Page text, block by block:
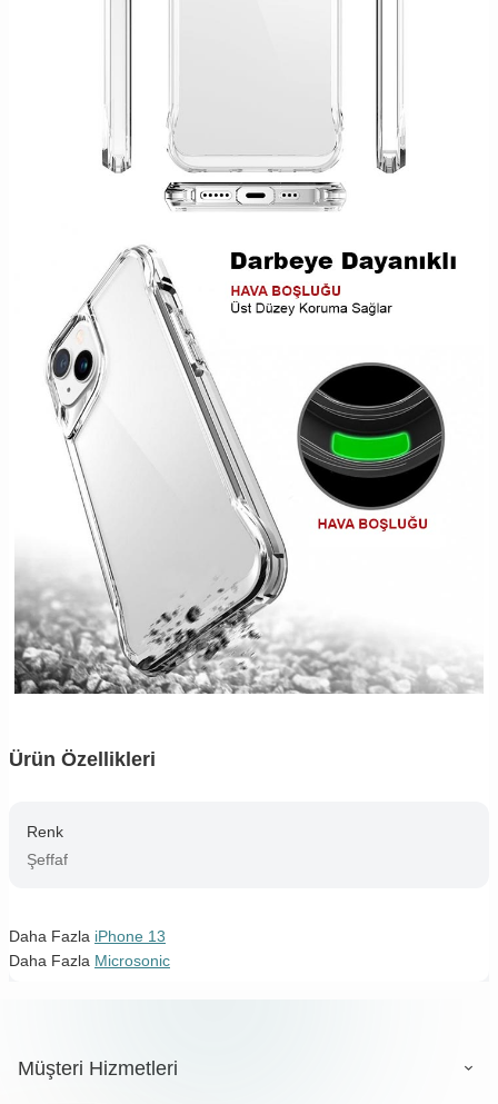
Ürün Özellikleri
Renk
Şeffaf
Daha Fazla iPhone 13
Daha Fazla Microsonic
Müşteri Hizmetleri